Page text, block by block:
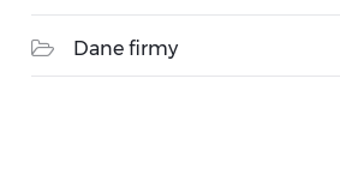
Dane firmy